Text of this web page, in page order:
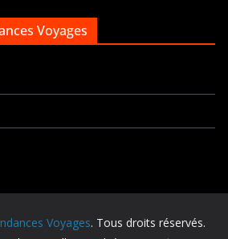
Voyages
Voyages. Tous droits réservés.